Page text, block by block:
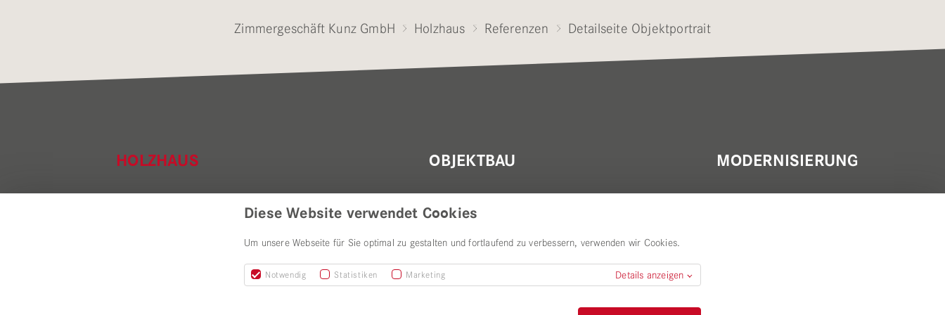
Zimmergeschäft Kunz GmbH Holzhaus Referenzen Detailseite Objektportrait
HOLZHAUS OBJEKTBAU MODERNISIERUNG
ÜBER UNS
Diese Website verwendet Cookies
Um unsere Webseite für Sie optimal zu gestalten und fortlaufend zu verbessern, verwenden wir Cookies.
Notwendig Statistiken Marketing Details anzeigen